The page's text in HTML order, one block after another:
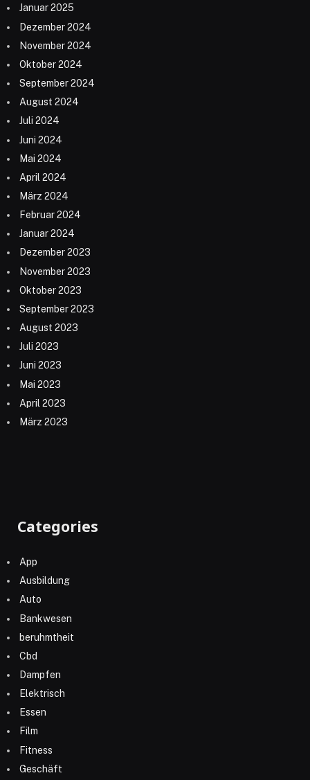
Januar 2025
Dezember 2024
November 2024
Oktober 2024
September 2024
August 2024
Juli 2024
Juni 2024
Mai 2024
April 2024
März 2024
Februar 2024
Januar 2024
Dezember 2023
November 2023
Oktober 2023
September 2023
August 2023
Juli 2023
Juni 2023
Mai 2023
April 2023
März 2023
Categories
App
Ausbildung
Auto
Bankwesen
beruhmtheit
Cbd
Dampfen
Elektrisch
Essen
Film
Fitness
Geschäft